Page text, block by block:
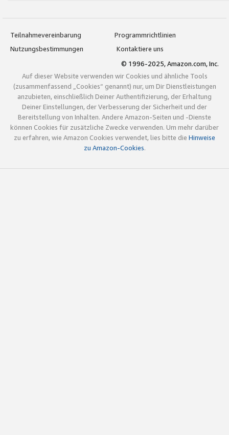
Teilnahmevereinbarung
Programmrichtlinien
Nutzungsbestimmungen
Kontaktiere uns
© 1996-2025, Amazon.com, Inc.
Auf dieser Website verwenden wir Cookies und ähnliche Tools
(zusammenfassend „Cookies“ genannt) nur, um Dir Dienstleistungen
anzubieten, einschließlich Deiner Authentifizierung, der Erhaltung
Deiner Einstellungen, der Verbesserung der Sicherheit und der
Bereitstellung von Inhalten. Andere Amazon-Seiten und -Dienste
können Cookies für zusätzliche Zwecke verwenden. Um mehr darüber
zu erfahren, wie Amazon Cookies verwendet, lies bitte die Hinweise
zu Amazon-Cookies.